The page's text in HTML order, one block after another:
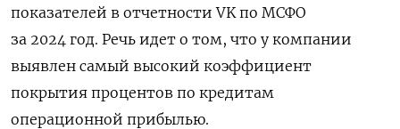
показателей в отчетности VK по МСФО
за 2024 год. Речь идет о том, что у компании
выявлен самый высокий коэффициент
покрытия процентов по кредитам
операционной прибылью.